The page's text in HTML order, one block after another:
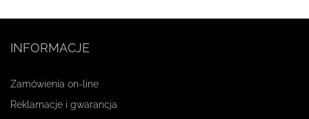
INFORMACJE
Zamówienia on-line
Reklamacje i gwarancja